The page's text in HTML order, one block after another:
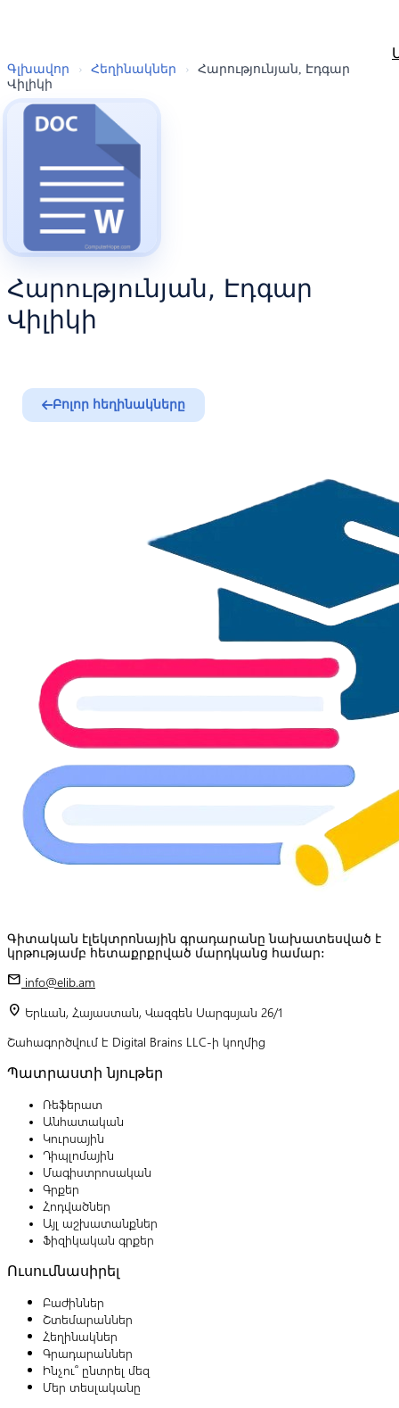
Գլխավոր › Հեղինակներ ›
Հարությունյան, Էդգար
Վիլիկի
Հարությունյան, Էդգար
Վիլիկի
Բոլոր հեղինակները
Գիտական էլեկտրոնային գրադարանը նախատեսված է
կրթությամբ հետաքրքրված մարդկանց համար:
mail info@elib.am
location_on Երևան, Հայաստան, Վազգեն Սարգսյան 26/1
Շահագործվում է Digital Brains LLC-ի կողմից
Պատրաստի նյութեր
Ռեֆերատ
Անհատական
Կուրսային
Դիպլոմային
Մագիստրոսական
Գրքեր
Հոդվածներ
Այլ աշխատանքներ
Ֆիզիկական գրքեր
Ուսումնասիրել
Բաժիններ
Շտեմարաններ
Հեղինակներ
Գրադարաններ
Ինչու՞ ընտրել մեզ
Մեր տեսլականը